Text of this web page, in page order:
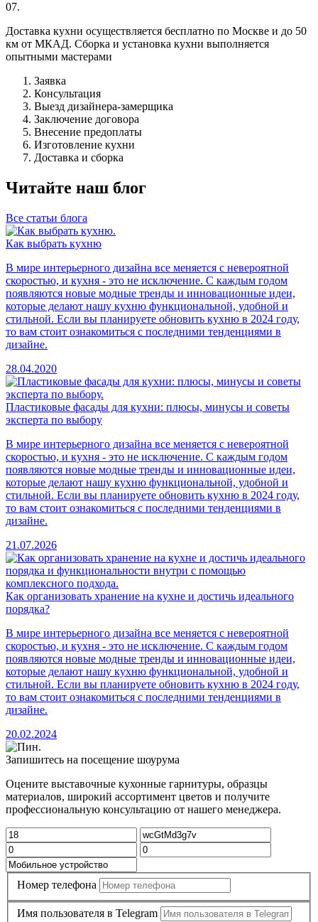
07.
Доставка кухни осуществляется бесплатно по Москве и до 50
км от МКАД. Сборка и установка кухни выполняется
опытными мастерами
Заявка
Консультация
Выезд дизайнера-замерщика
Заключение договора
Внесение предоплаты
Изготовление кухни
Доставка и сборка
Читайте наш блог
Все статьи блога
Как выбрать кухню
В мире интерьерного дизайна все меняется с невероятной
скоростью, и кухня - это не исключение. С каждым годом
появляются новые модные тренды и инновационные идеи,
которые делают нашу кухню функциональной, удобной и
стильной. Если вы планируете обновить кухню в 2024 году,
то вам стоит ознакомиться с последними тенденциями в
дизайне.
28.04.2020
Пластиковые фасады для кухни: плюсы, минусы и советы
эксперта по выбору
В мире интерьерного дизайна все меняется с невероятной
скоростью, и кухня - это не исключение. С каждым годом
появляются новые модные тренды и инновационные идеи,
которые делают нашу кухню функциональной, удобной и
стильной. Если вы планируете обновить кухню в 2024 году,
то вам стоит ознакомиться с последними тенденциями в
дизайне.
21.07.2026
Как организовать хранение на кухне и достичь идеального
порядка?
В мире интерьерного дизайна все меняется с невероятной
скоростью, и кухня - это не исключение. С каждым годом
появляются новые модные тренды и инновационные идеи,
которые делают нашу кухню функциональной, удобной и
стильной. Если вы планируете обновить кухню в 2024 году,
то вам стоит ознакомиться с последними тенденциями в
дизайне.
20.02.2024
Запишитесь на посещение шоурума
Оцените выставочные кухонные гарнитуры, образцы
материалов, широкий ассортимент цветов и получите
профессиональную консультацию от нашего менеджера.
Номер телефона
Имя пользователя в Telegram